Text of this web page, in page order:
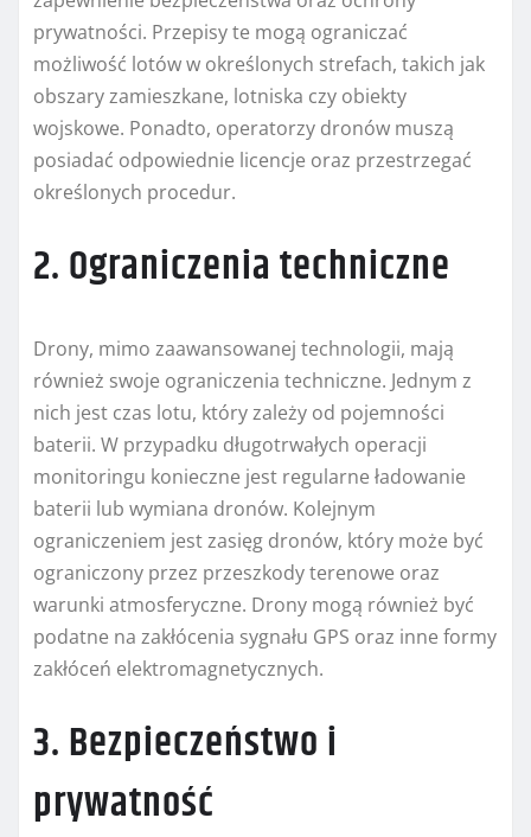
prywatności. Przepisy te mogą ograniczać
możliwość lotów w określonych strefach, takich jak
obszary zamieszkane, lotniska czy obiekty
wojskowe. Ponadto, operatorzy dronów muszą
posiadać odpowiednie licencje oraz przestrzegać
określonych procedur.
2. Ograniczenia techniczne
Drony, mimo zaawansowanej technologii, mają
również swoje ograniczenia techniczne. Jednym z
nich jest czas lotu, który zależy od pojemności
baterii. W przypadku długotrwałych operacji
monitoringu konieczne jest regularne ładowanie
baterii lub wymiana dronów. Kolejnym
ograniczeniem jest zasięg dronów, który może być
ograniczony przez przeszkody terenowe oraz
warunki atmosferyczne. Drony mogą również być
podatne na zakłócenia sygnału GPS oraz inne formy
zakłóceń elektromagnetycznych.
3. Bezpieczeństwo i
prywatność